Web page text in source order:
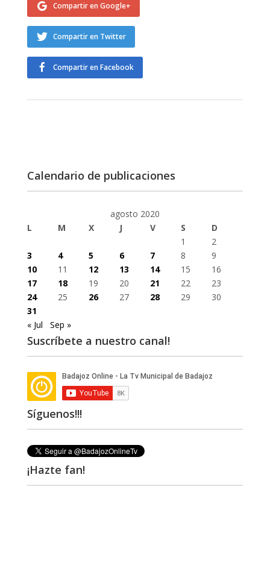
Compartir en Google+
Compartir en Twitter
Compartir en Facebook
Calendario de publicaciones
agosto 2020
L
M X J V S
D
1
2
3
4 5 6 7 8
9
10
11 12 13 14 15
16
17
18 19 20 21 22
23
24
25 26 27 28 29
30
31
« Jul
Sep »
Suscríbete a nuestro canal!
Síguenos!!!
¡Hazte fan!